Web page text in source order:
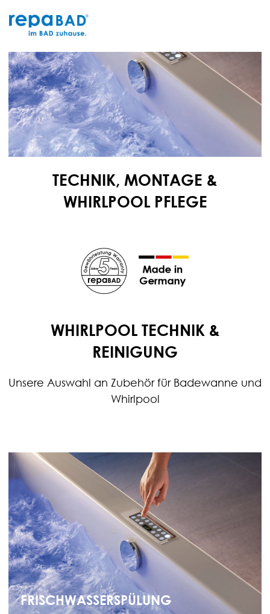
Inhalt
springen
TECHNIK, MONTAGE &
WHIRLPOOL PFLEGE
WHIRLPOOL TECHNIK &
REINIGUNG
Unsere Auswahl an Zubehör für Badewanne und
Whirlpool
FRISCHWASSERSPÜLUNG